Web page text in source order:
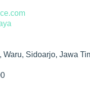
Waru, Sidoarjo, Jawa